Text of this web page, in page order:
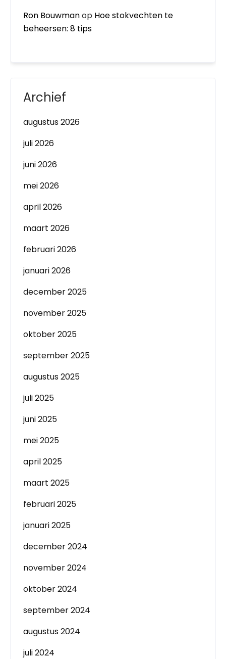
Ron Bouwmanop Hoe stokvechten te
beheersen: 8 tips
Archief
augustus 2026
juli 2026
juni 2026
mei 2026
april 2026
maart 2026
februari 2026
januari 2026
december 2025
november 2025
oktober 2025
september 2025
augustus 2025
juli 2025
juni 2025
mei 2025
april 2025
maart 2025
februari 2025
januari 2025
december 2024
november 2024
oktober 2024
september 2024
augustus 2024
juli 2024